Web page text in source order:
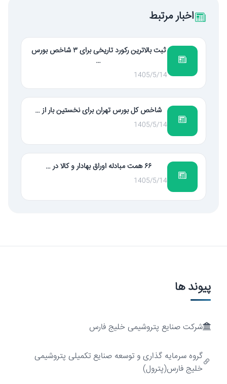
اخبار مرتبط
ثبت بالاترین رکورد تاریخی برای ۳ شاخص بورس
…
1405/5/14
شاخص کل بورس تهران برای نخستین بار از …
1405/5/14
۶۶ همت مبادله اوراق بهادار و کالا در …
1405/5/14
ارزش‌آفرینی
پیوند ها
شرکت صنایع پتروشیمی خلیج فارس
گروه سرمایه گذاری و توسعه صنایع تکمیلی پتروشیمی
خلیج فارس(پترول)